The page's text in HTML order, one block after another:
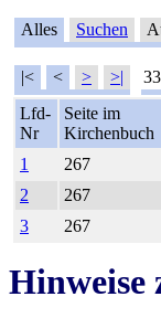
Alles Suchen
|< < > >|
Lfd-
Nr
Seite im
Kirchenbuch
1
267
2
267
3
267
Hinweise